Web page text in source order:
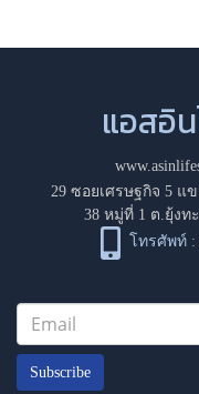
แอสอิ
29 ซอยเศรษฐกิจ 5 แ
38 หมู่ที่ 1 ต.ยุ้งท
โทรศัพท์ :
Subscribe